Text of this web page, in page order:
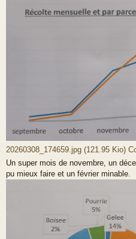
20260308_174659.jpg (121.95 Kio)
Un super mois de novembre, un
pu mieux faire et un février minable.